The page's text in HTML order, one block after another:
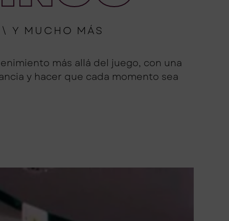
Y MUCHO MÁS
más allá del juego, con una
y hacer que cada momento sea